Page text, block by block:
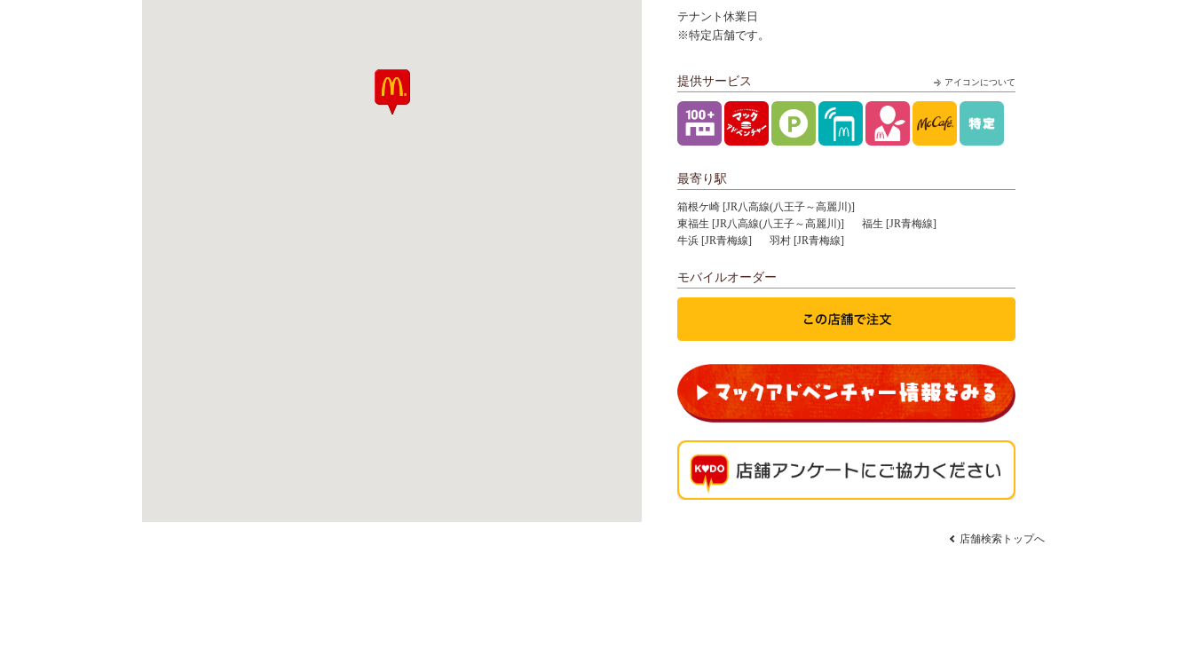
テナント休業日
※特定店舗です。
アイコンについて
提供サービス
最寄り駅
箱根ケ崎 [JR八高線(八王子～高麗川)]
東福生 [JR八高線(八王子～高麗川)]
福生 [JR青梅線]
牛浜 [JR青梅線]
羽村 [JR青梅線]
モバイルオーダー
店舗検索トップへ